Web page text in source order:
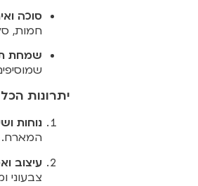
סוכה
חמות,
שמחת
יתרונות
נוחות
המארח.
עיצוב
צבעוני